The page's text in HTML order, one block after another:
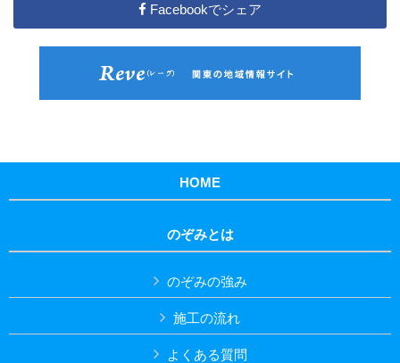
Facebookでシェア
HOME
のぞみとは
のぞみの強み
施工の流れ
よくある質問